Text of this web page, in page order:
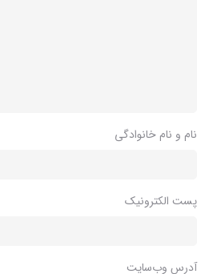
نام و نام خانوادگی
پست الکترونیک
آدرس وب‌سایت